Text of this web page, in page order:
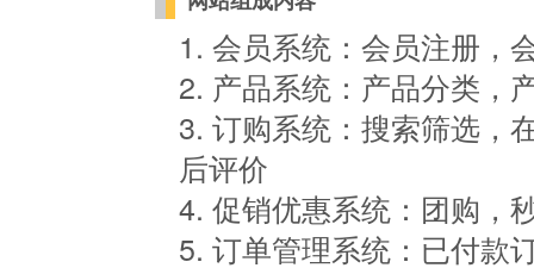
1. 会员系统：会员注册，
2. 产品系统：产品分类，
3. 订购系统：搜索筛选，
后评价
4. 促销优惠系统：团购，
5. 订单管理系统：已付款